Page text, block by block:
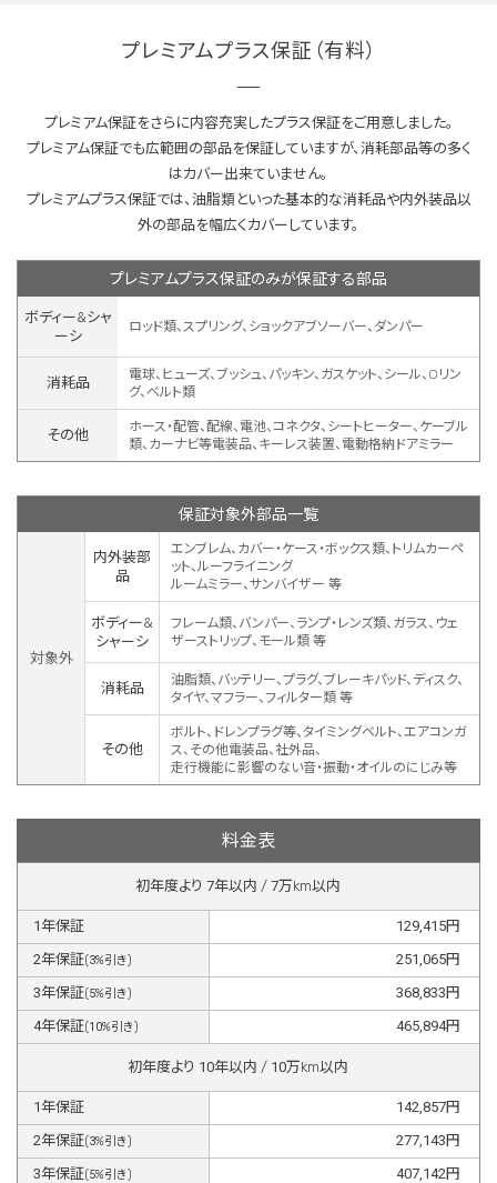
プレミアムプラス保証（有料）
プレミアム保証をさらに内容充実したプラス保証をご用意しました。
プレミアム保証でも広範囲の部品を保証していますが、消耗部品等の多く
はカバー出来ていません。
プレミアムプラス保証では、油脂類といった基本的な消耗品や内外装品以
外の部品を幅広くカバーしています。
プレミアムプラス保証のみが保証する部品
ボディー&シャ
ーシ
ロッド類、スプリング、ショックアブソーバー、ダンパー
消耗品
電球、ヒューズ、ブッシュ、パッキン、ガスケット、シール、Oリン
グ、ベルト類
その他
ホース・配管、配線、電池、コネクタ、シートヒーター、ケーブル
類、カーナビ等電装品、キーレス装置、 電動格納ドアミラー
保証対象外部品一覧
対象外
内外装部
品
エンブレム、カバー・ケース・ボックス類、トリムカーペ
ット、ルーフライニング
ルームミラー、サンバイザー 等
ボディー&
シャーシ
フレーム類、バンパー、ランプ・レンズ類、ガラス、ウェ
ザーストリップ、モール類 等
消耗品
油脂類、バッテリー、プラグ、ブレーキパッド、ディスク、
タイヤ、マフラー、フィルター類 等
その他
ボルト、ドレンプラグ等、タイミングベルト、エアコンガ
ス、その他電装品、社外品、
走行機能に影響のない音・振動・オイルのにじみ等
料金表
初年度より 7年以内 / 7万km以内
1年保証 129,415円
2年保証(3%引き) 251,065円
3年保証(5%引き) 368,833円
4年保証(10%引き) 465,894円
初年度より 10年以内 / 10万km以内
1年保証 142,857円
2年保証(3%引き) 277,143円
3年保証(5%引き) 407,142円